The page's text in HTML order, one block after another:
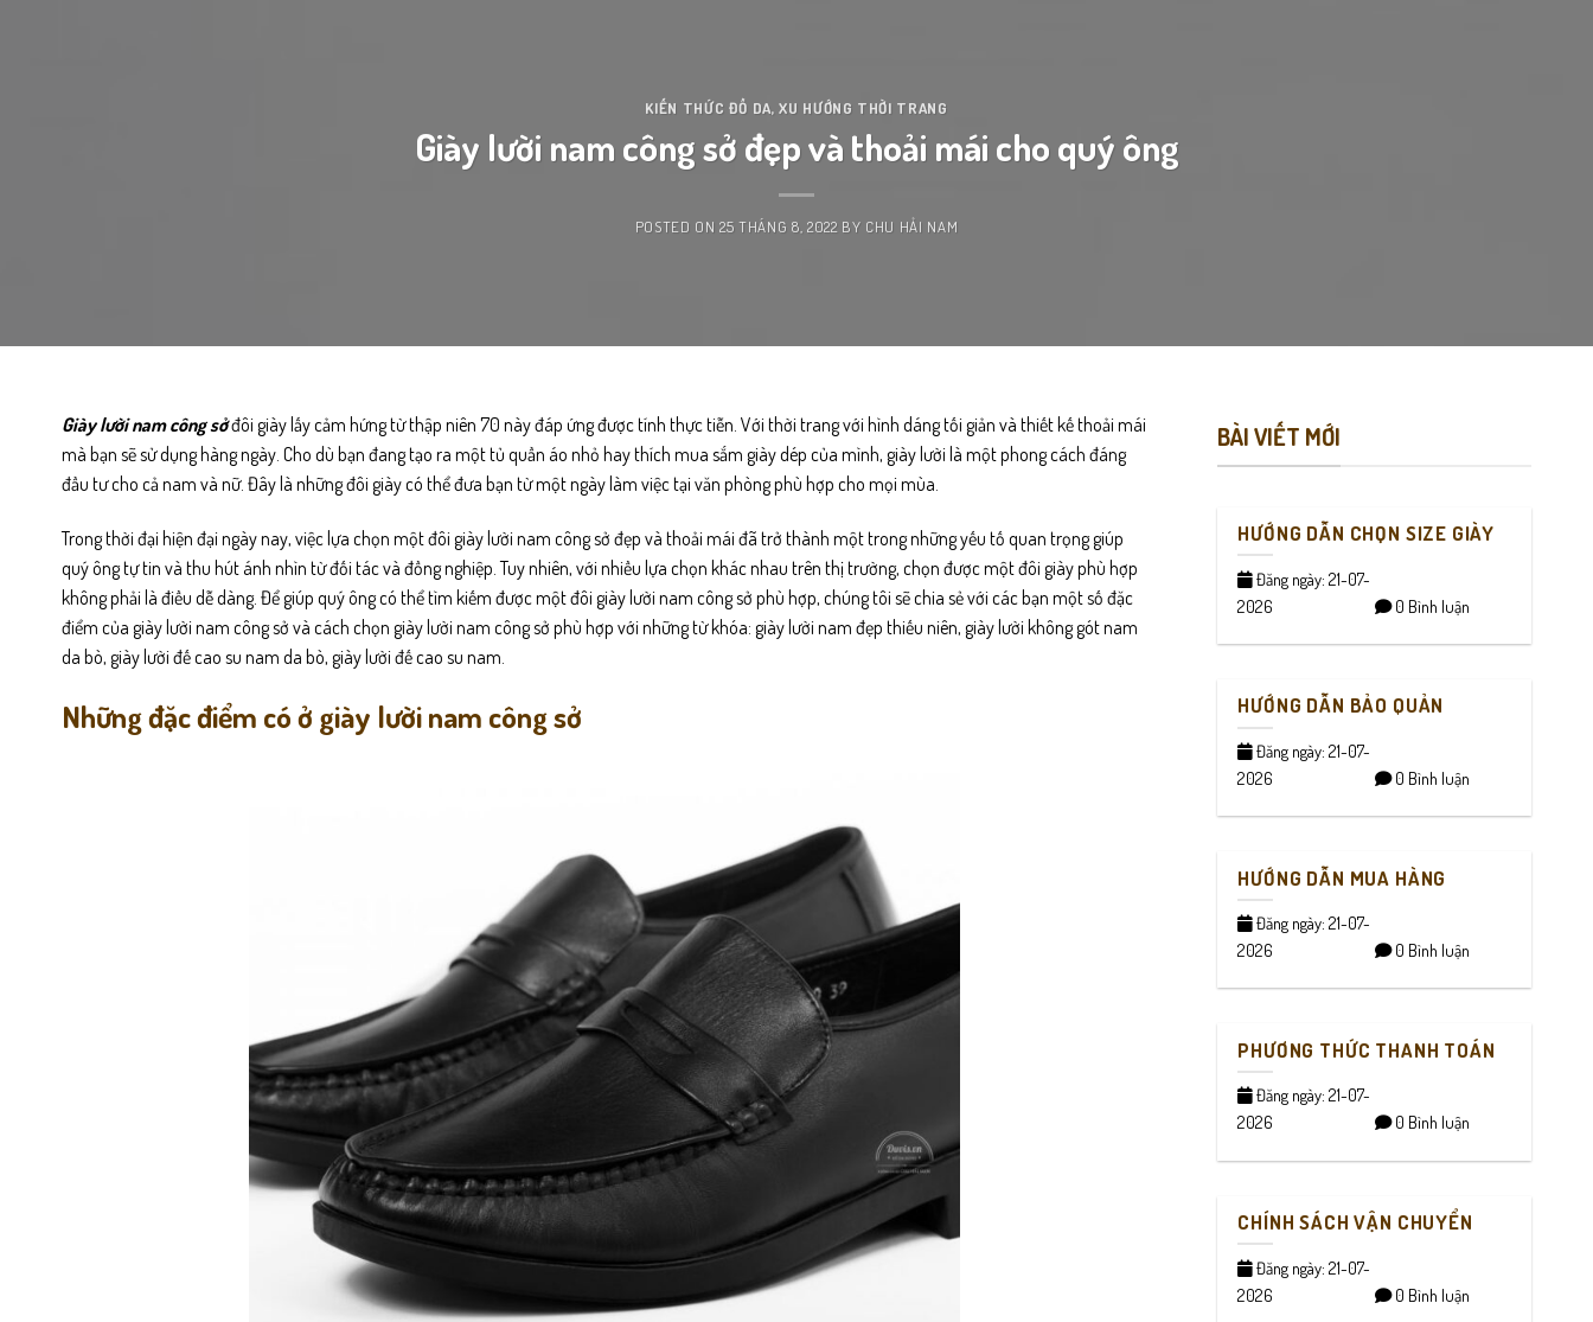
KIẾN THỨC ĐỒ DA,XU HƯỚNG THỜI TRANG
Giày lười nam công sở đẹp và thoải mái cho quý ông
POSTED ON25 THÁNG 8, 2022 BY CHU HẢI NAM
Giày lười nam công sởđôi giày lấy cảm hứng từ thập niên 70 này đáp ứng được tính thực tiễn. Với thời trang với hình dáng tối giản và thiết kế thoải mái
mà bạn sẽ sử dụng hàng ngày. Cho dù bạn đang tạo ra một tủ quần áo nhỏ hay thích mua sắm giày dép của mình, giày lười là một phong cách đáng
đầu tư cho cả nam và nữ. Đây là những đôi giày có thể đưa bạn từ một ngày làm việc tại văn phòng phù hợp cho mọi mùa.
Trong thời đại hiện đại ngày nay, việc lựa chọn một đôi giày lười nam công sở đẹp và thoải mái đã trở thành một trong những yếu tố quan trọng giúp
quý ông tự tin và thu hút ánh nhìn từ đối tác và đồng nghiệp. Tuy nhiên, với nhiều lựa chọn khác nhau trên thị trường, chọn được một đôi giày phù hợp
không phải là điều dễ dàng. Để giúp quý ông có thể tìm kiếm được một đôi giày lười nam công sở phù hợp, chúng tôi sẽ chia sẻ với các bạn một số đặc
điểm của giày lười nam công sở và cách chọn giày lười nam công sở phù hợp với những từ khóa: giày lười nam đẹp thiếu niên, giày lười không gót nam
da bò, giày lười đế cao su nam da bò, giày lười đế cao su nam.
Những đặc điểm có ở giày lười nam công sở
BÀI VIẾT MỚI
HƯỚNG DẪN CHỌN SIZE GIÀY
Đăng ngày: 21-07-
2026
0 Bình luận
HƯỚNG DẪN BẢO QUẢN
Đăng ngày: 21-07-
2026
0 Bình luận
HƯỚNG DẪN MUA HÀNG
Đăng ngày: 21-07-
2026
0 Bình luận
PHƯƠNG THỨC THANH TOÁN
Đăng ngày: 21-07-
2026
0 Bình luận
CHÍNH SÁCH VẬN CHUYỂN
Đăng ngày: 21-07-
2026
0 Bình luận